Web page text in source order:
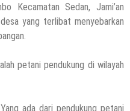
Kecamatan Sedan, Jami’an
yang terlibat menyebarkan
petani pendukung di wilayah
ada dari pendukung petani